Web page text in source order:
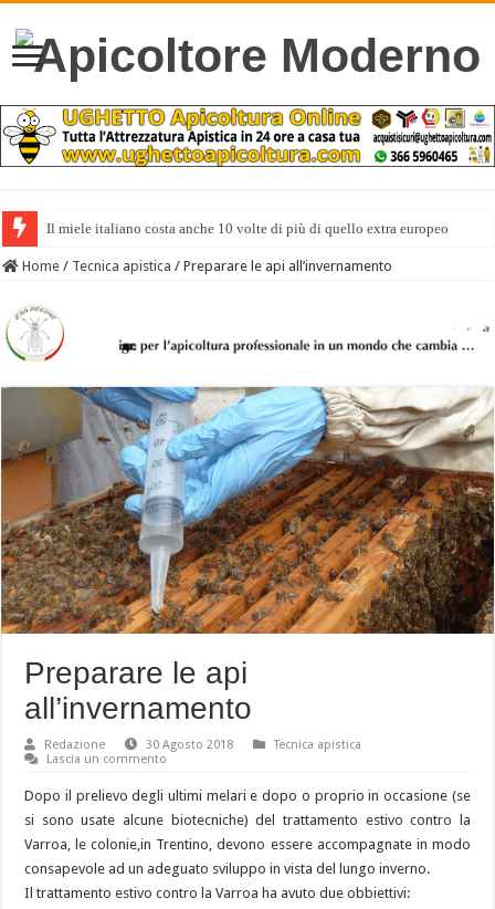
Il miele italiano costa anche 10 volte di più di quello extra europeo
Home / Tecnica apistica / Preparare le api all’invernamento
Preparare le api
all’invernamento
Redazione 30 Agosto 2018
Tecnica apistica
Lascia un commento
Dopo il prelievo degli ultimi melari e dopo o proprio in occasione (se
si sono usate alcune biotecniche) del trattamento estivo contro la
Varroa, le colonie,in Trentino, devono essere accompagnate in modo
consapevole ad un adeguato sviluppo in vista del lungo inverno.
Il trattamento estivo contro la Varroa ha avuto due obbiettivi: